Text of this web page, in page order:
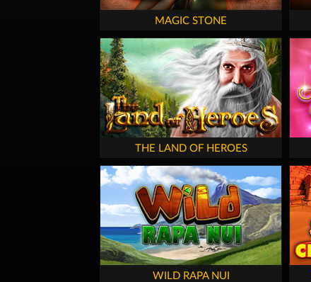
MAGIC STONE
THE LAND OF HEROES
WILD RAPA NUI